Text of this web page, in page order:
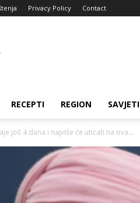
Privacy Policy Contact
RECEPTI REGION SAVJETI
još 4 dana i najviše će uticati na ova...